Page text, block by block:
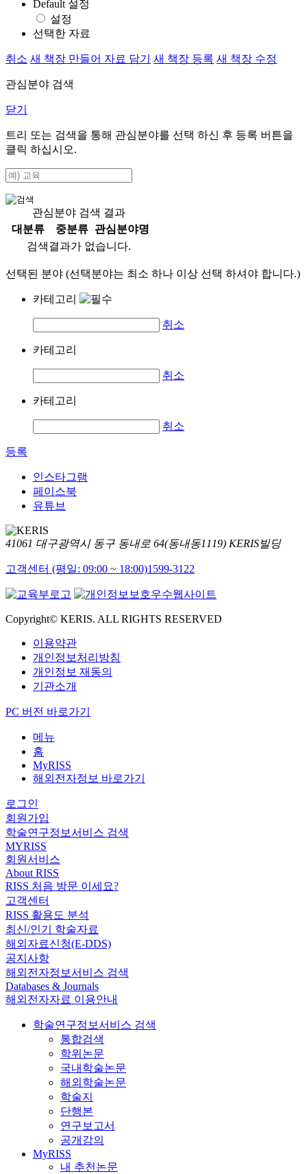
Default 설정
설정
선택한 자료
취소 새 책장 만들어 자료 담기 새 책장 등록 새 책장 수정
관심분야 검색
닫기
트리 또는 검색을 통해 관심분야를 선택 하신 후 등록 버튼을
클릭 하십시오.
관심분야 검색 결과
대분류
중분류
관심분야명
검색결과가 없습니다.
선택된 분야 (선택분야는 최소 하나 이상 선택 하셔야 합니다.)
카테고리
취소
카테고리
취소
카테고리
취소
등록
인스타그램
페이스북
유튜브
41061 대구광역시 동구 동내로 64(동내동1119) KERIS빌딩
고객센터 (평일: 09:00 ~ 18:00)1599-3122
Copyright© KERIS. ALL RIGHTS RESERVED
이용약관
개인정보처리방침
개인정보 재동의
기관소개
PC 버전 바로가기
메뉴
홈
MyRISS
해외전자정보 바로가기
로그인
회원가입
학술연구정보서비스 검색
MYRISS
회원서비스
About RISS
RISS 처음 방문 이세요?
고객센터
RISS 활용도 분석
최신/인기 학술자료
해외자료신청(E-DDS)
공지사항
해외전자정보서비스 검색
Databases & Journals
해외전자자료 이용안내
학술연구정보서비스 검색
통합검색
학위논문
국내학술논문
해외학술논문
학술지
단행본
연구보고서
공개강의
MyRISS
내 추천논문